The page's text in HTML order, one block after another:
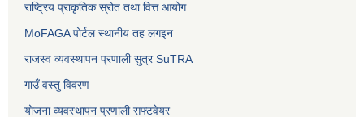
राष्ट्रिय प्राकृतिक स्रोत तथा वित्त आयोग
MoFAGA पोर्टल स्थानीय तह लगइन
राजस्व व्यवस्थापन प्रणाली सुत्र SuTRA
गाउँ वस्तु विवरण
योजना व्यवस्थापन प्रणाली सफ्टवेयर